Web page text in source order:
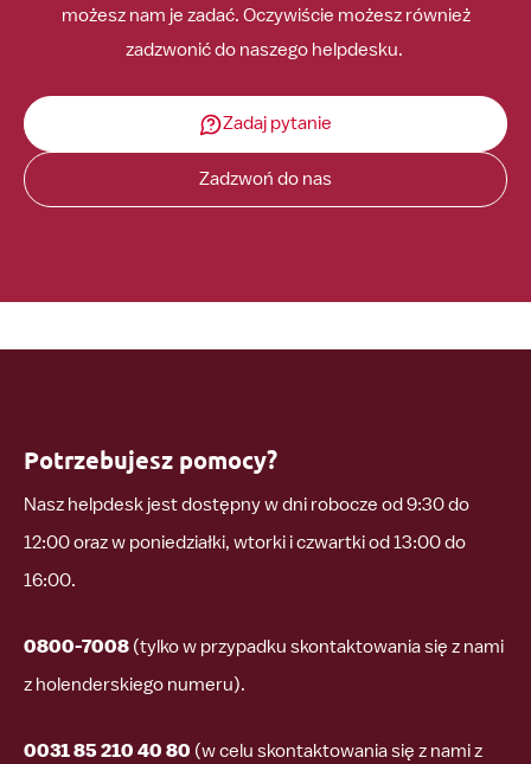
możesz nam je zadać. Oczywiście możesz również
zadzwonić do naszego helpdesku.
Zadaj pytanie
Zadzwoń do nas
Potrzebujesz pomocy?
Nasz helpdesk jest dostępny w dni robocze od 9:30 do
12:00 oraz w poniedziałki, wtorki i czwartki od 13:00 do
16:00.
0800-7008 (tylko w przypadku skontaktowania się z nami
z holenderskiego numeru).
0031 85 210 40 80 (w celu skontaktowania się z nami z